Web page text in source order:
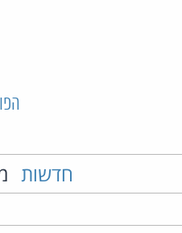
חדשות